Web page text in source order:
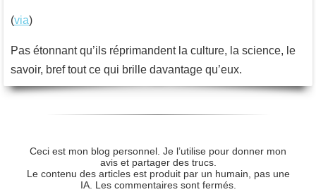
(via)
Pas étonnant qu’ils réprimandent la culture, la science, le
savoir, bref tout ce qui brille davantage qu’eux.
Ceci est mon blog personnel. Je l’utilise pour donner mon
avis et partager des trucs.
Le contenu des articles est produit par un humain, pas une
IA. Les commentaires sont fermés.